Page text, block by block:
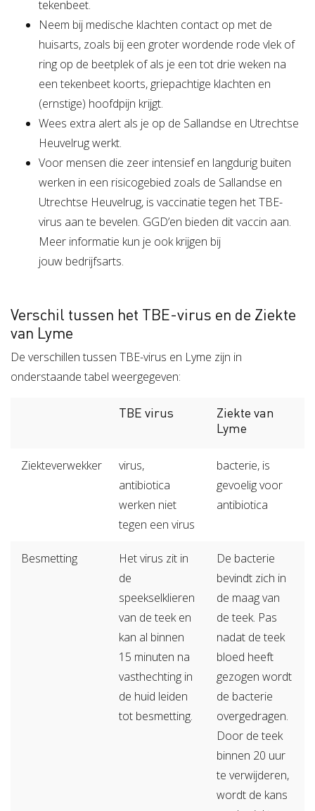
tekenbeet.
Neem bij medische klachten contact op met de
huisarts, zoals bij een groter wordende rode vlek of
ring op de beetplek of als je een tot drie weken na
een tekenbeet koorts, griepachtige klachten en
(ernstige) hoofdpijn krijgt.
Wees extra alert als je op de Sallandse en Utrechtse
Heuvelrug werkt.
Voor mensen die zeer intensief en langdurig buiten
werken in een risicogebied zoals de Sallandse en
Utrechtse Heuvelrug, is vaccinatie tegen het TBE-
virus aan te bevelen. GGD’en bieden dit vaccin aan.
Meer informatie kun je ook krijgen bij
jouw bedrijfsarts.
Verschil tussen het TBE-virus en de Ziekte
van Lyme
De verschillen tussen TBE-virus en Lyme zijn in
onderstaande tabel weergegeven:
TBE virus
Ziekte van
Lyme
Ziekteverwekker
virus,
antibiotica
werken niet
tegen een virus
bacterie, is
gevoelig voor
antibiotica
Besmetting
Het virus zit in
de
speekselklieren
van de teek en
kan al binnen
15 minuten na
vasthechting in
de huid leiden
tot besmetting.
De bacterie
bevindt zich in
de maag van
de teek. Pas
nadat de teek
bloed heeft
gezogen wordt
de bacterie
overgedragen.
Door de teek
binnen 20 uur
te verwijderen,
wordt de kans